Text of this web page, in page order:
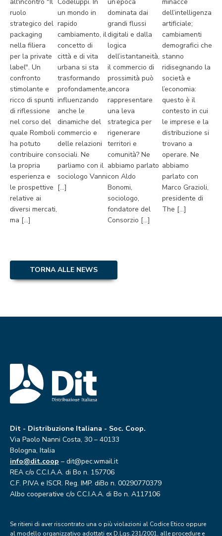
ruolo
strategico del
packaging
nella filiera
per la private
label". Un
confronto
stimolante e
ricco di spunti
di riflessione
nel corso del
quale Romboli
ha potuto
contribuire con
la propria
esperienza e
le prospettive
relative ai
diversi mercati,
ma […]
un mondo in
rapido
cambiamento, il
concetto di
città e di vita
urbana si sta
trasformando
profondamente,
influenzando
anche le
dinamiche del
commercio e
delle relazioni
sociali. Ne
parliamo con il
sociologo Vanni
[…]
dominata dai
grandi flussi
digitali e dalla
logica
dell’istantaneità,
il commercio di
prossimità può
ancora
rappresentare
una leva
strategica per
rigenerare
territori e
comunità? Ne
abbiamo parlato
con Aldo
Bonomi,
sociologo,
fondatore del
Consorzio […]
dell’intelligenza
artificiale;
cambiamenti
demografici che
stanno
ridisegnando la
società e
l’economia:
questo è il
contesto in cui
le imprese e la
distribuzione si
trovano a
operare. Ne
abbiamo
parlato con
Marco Grazioli,
presidente di
The […]
TORNA ALLE NEWS
Dit - Distribuzione Italiana - Soc. Coop.
Via Paolo Nanni Costa, 30 – 40133
Bologna, Italia
info@dit.coop – dit@pec.wmail.it
REA c/o C.C.I.A.A. di Bo n. 157706
C.F. P.IVA e ISCR. Reg. IMP. diBo n. 00290770379
Albo cooperative c/o C.C.I.A.A. di Bo n. A117106
Se ritieni di aver riscontrato una o più violazioni al Codice Etico oppure
al modello organizzativo adottati ex D.Lgs.231/2001, alle procedure e